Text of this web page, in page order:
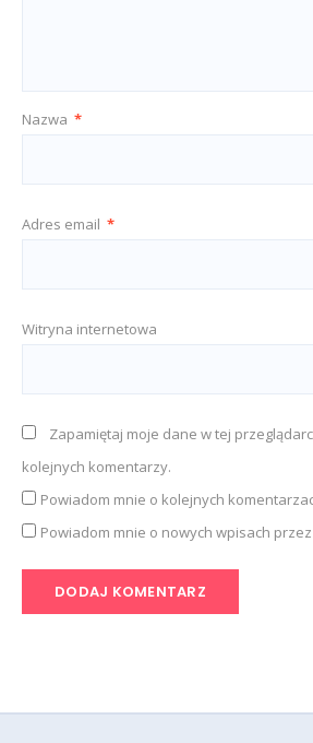
Nazwa *
Adres email *
Witryna internetowa
Zapamiętaj moje dane w tej
kolejnych komentarzy.
Powiadom mnie o kolejnych
Powiadom mnie o nowych wpisach